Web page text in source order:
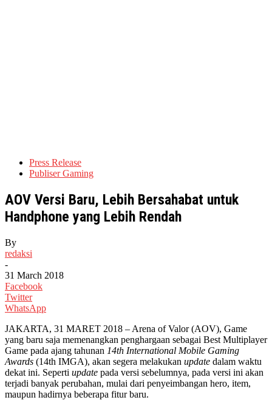
Press Release
Publiser Gaming
AOV Versi Baru, Lebih Bersahabat untuk
Handphone yang Lebih Rendah
By
redaksi
-
31 March 2018
Facebook
Twitter
WhatsApp
JAKARTA, 31 MARET 2018 – Arena of Valor (AOV), Game
yang baru saja memenangkan penghargaan sebagai Best Multiplayer
Game pada ajang tahunan 14th International Mobile Gaming
Awards (14th IMGA), akan segera melakukan update dalam waktu
dekat ini. Seperti update pada versi sebelumnya, pada versi ini akan
terjadi banyak perubahan, mulai dari penyeimbangan hero, item,
maupun hadirnya beberapa fitur baru.